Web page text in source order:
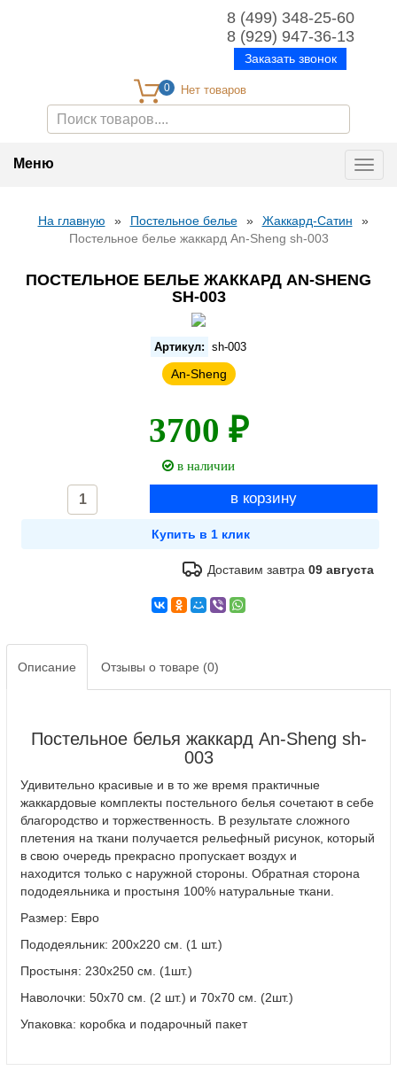
0
8 (499) 348-25-60
8 (929) 947-36-13
Заказать звонок
Меню
На главную » Постельное белье » Жаккард-Сатин
»
Постельное белье жаккард An-Sheng sh-003
ПОСТЕЛЬНОЕ БЕЛЬЕ ЖАККАРД AN-SHENG
SH-003
Артикул: sh-003
An-Sheng
3700 ₽
в наличии
Доставим завтра09 августа
Описание Отзывы о товаре (0)
Постельное белья жаккард An-Sheng sh-
003
Удивительно красивые и в то же время практичные
жаккардовые комплекты постельного белья сочетают в себе
благородство и торжественность. В результате сложного
плетения на ткани получается рельефный рисунок, который
в свою очередь прекрасно пропускает воздух и
находится только с наружной стороны. Обратная сторона
пододеяльника и простыня 100% натуральные ткани.
Размер: Евро
Пододеяльник: 200х220 см. (1 шт.)
Простыня: 230х250 см. (1шт.)
Наволочки: 50х70 см. (2 шт.) и 70х70 см. (2шт.)
Упаковка: коробка и подарочный пакет